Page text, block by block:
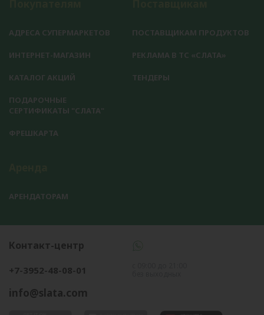
АДРЕСА СУПЕРМАРКЕТОВ
ИНТЕРНЕТ-МАГАЗИН
КАТАЛОГ АКЦИЙ
ПОДАРОЧНЫЕ
СЕРТИФИКАТЫ "СЛАТА"
ФРЕШКАРТА
ПОСТАВЩИКАМ ПРОДУКТОВ
РЕКЛАМА В ТС «СЛАТА»
ТЕНДЕРЫ
АРЕНДАТОРАМ
Контакт-центр
+7-3952-48-08-01
info@slata.com